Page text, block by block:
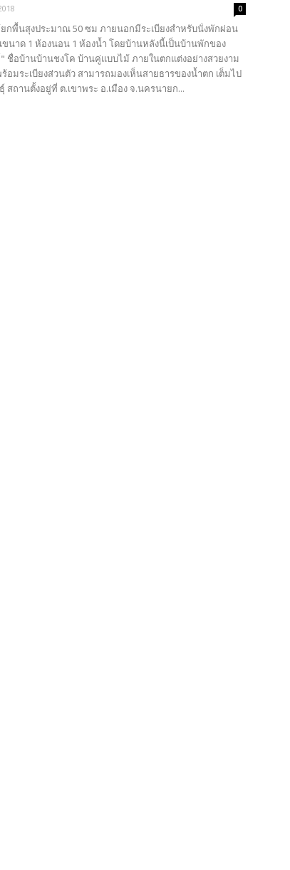
0
พื้นสุงประมาณ 50 ซม ภายนอกมีระเบียงสำหรับนั่งพักผ่อน
นาด 1 ห้องนอน 1 ห้องน้ำ โดยบ้านหลังนี้เป็นบ้านพักของ
" ชื่อบ้านบ้านชงโค บ้านคู่แบบไม้ ภายในตกแต่งอย่างสวยงาม
อมระเบียงส่วนตัว สามารถมองเห็นสายธารของน้ำตก เต็มไป
ถานตั้งอยู่ที่ ต.เขาพระ อ.เมือง จ.นครนายก...